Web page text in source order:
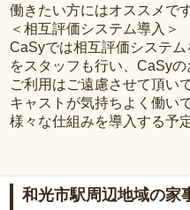
働きたい方にはオススメです
＜相互評価システム導入＞
CaSyでは相互評価システ
をスタッフも行い、CaSy
ご利用はご遠慮させて頂い
キャストが気持ちよく働い
様々な仕組みを導入する予
和光市駅周辺地域の家